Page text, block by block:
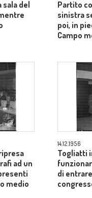
sala del
Partito
sinistra
poi, in
Campo
ad un
medio
14.12.1956
Togliatti
di